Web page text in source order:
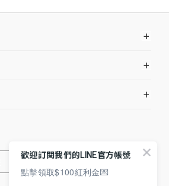
+
+
+
歡迎訂閱我們的LINE官方帳號
點擊領取$100紅利金💌